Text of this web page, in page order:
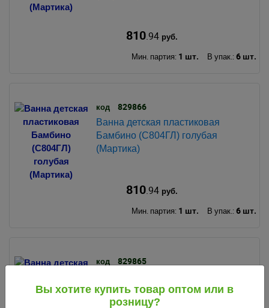
810.94руб.
Мин. партия: 1 шт. В упак.: 6 шт.
код 829866
Ванна детская пластиковая
Бамбино (С804ГЛ) голубая
(Мартика)
810.94руб.
Мин. партия: 1 шт. В упак.: 6 шт.
код 829865
Бамбино (С804РЗ) розовая
(Мартика)
Вы хотите купить товар оптом или в
розницу?